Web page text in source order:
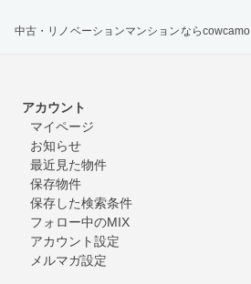
中古・リノベーションマンションならcowcamo
アカウント
マイページ
お知らせ
最近見た物件
保存物件
保存した検索条件
フォロー中のMIX
アカウント設定
メルマガ設定